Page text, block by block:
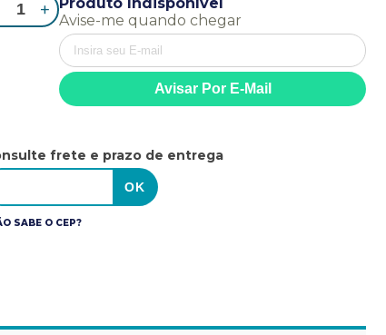
+ Avise-me quando chegar
frete e prazo de entrega
SABE O CEP?